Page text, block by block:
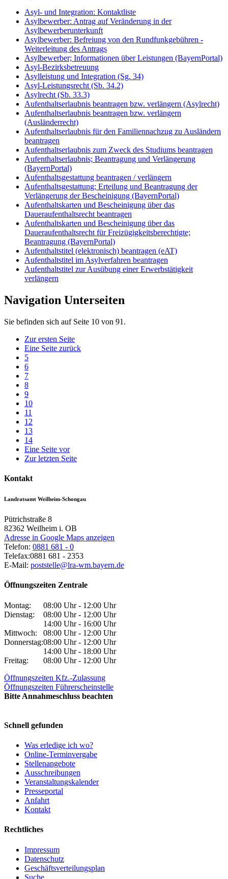
Asyl- und Integration: Kontaktliste
Asylbewerber: Antrag auf Veränderung in der
Asylbewerberunterkunft
Asylbewerber: Befreiung von den Rundfunkgebühren -
Weiterleitung des Antrags
Asylbewerber; Informationen über Leistungen (BayernPortal)
Asyl-Bezirksbetreuung
Asylleistung und Integration (Sg. 34)
Asyl-Leistungsrecht (Sb. 34.2)
Asylrecht (Sb. 33.3)
Aufenthaltserlaubnis beantragen bzw. verlängern (Asylrecht)
Aufenthaltserlaubnis beantragen bzw. verlängern
(Ausländerrecht)
Aufenthaltserlaubnis für den Familiennachzug zu Ausländern
beantragen
Aufenthaltserlaubnis zum Zweck des Studiums beantragen
Aufenthaltserlaubnis; Beantragung und Verlängerung
(BayernPortal)
Aufenthaltsgestattung beantragen / verlängern
Aufenthaltsgestattung; Erteilung und Beantragung der
Verlängerung der Bescheinigung (BayernPortal)
Aufenthaltskarten und Bescheinigung über das
Daueraufenthaltsrecht beantragen
Aufenthaltskarten und Bescheinigung über das
Daueraufenthaltsrecht für Freizügigkeitsberechtigte;
Beantragung (BayernPortal)
Aufenthaltstitel (elektronisch) beantragen (eAT)
Aufenthaltstitel im Asylverfahren beantragen
Aufenthaltstitel zur Ausübung einer Erwerbstätigkeit
verlängern
Navigation Unterseiten
Sie befinden sich auf Seite 10 von 91.
Zur ersten Seite
Eine Seite zurück
5
6
7
8
9
10
11
12
13
14
Eine Seite vor
Zur letzten Seite
Kontakt
Landratsamt Weilheim-Schongau
Pütrichstraße 8
82362 Weilheim i. OB
Adresse in Google Maps anzeigen
Telefon: 0881 681 - 0
Telefax:0881 681 - 2353
E-Mail: poststelle@lra-wm.bayern.de
Öffnungszeiten Zentrale
Montag:
08:00 Uhr - 12:00 Uhr
Dienstag:
08:00 Uhr - 12:00 Uhr
14:00 Uhr - 16:00 Uhr
Mittwoch:
08:00 Uhr - 12:00 Uhr
Donnerstag:08:00 Uhr - 12:00 Uhr
14:00 Uhr - 18:00 Uhr
Freitag:
08:00 Uhr - 12:00 Uhr
Öffnungszeiten Kfz.-Zulassung
Öffnungszeiten Führerscheinstelle
Bitte Annahmeschluss beachten
Schnell gefunden
Was erledige ich wo?
Online-Terminvergabe
Stellenangebote
Ausschreibungen
Veranstaltungskalender
Presseportal
Anfahrt
Kontakt
Rechtliches
Impressum
Datenschutz
Geschäftsverteilungsplan
Suche